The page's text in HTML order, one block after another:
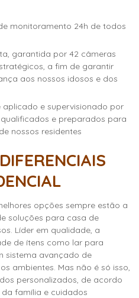
a fim de garantir
aos nossos idosos e dos
e preparados para
nossos residentes
opções sempre estão a
soluções para casa de
Líder em qualidade, a
de ítens como lar para
sistema avançado de
ambientes. Mas não é só isso,
personalizados, de acordo
família e cuidados